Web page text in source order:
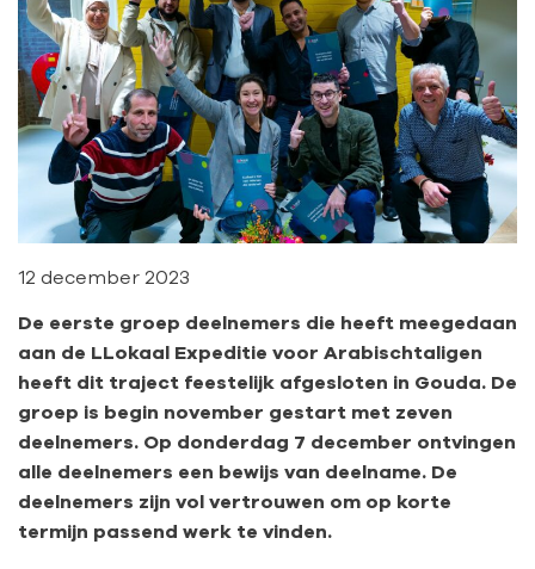
12 december 2023
De eerste groep deelnemers die heeft meegedaan
aan de LLokaal Expeditie voor Arabischtaligen
heeft dit traject feestelijk afgesloten in Gouda. De
groep is begin november gestart met zeven
deelnemers. Op donderdag 7 december ontvingen
alle deelnemers een bewijs van deelname. De
deelnemers zijn vol vertrouwen om op korte
termijn passend werk te vinden.